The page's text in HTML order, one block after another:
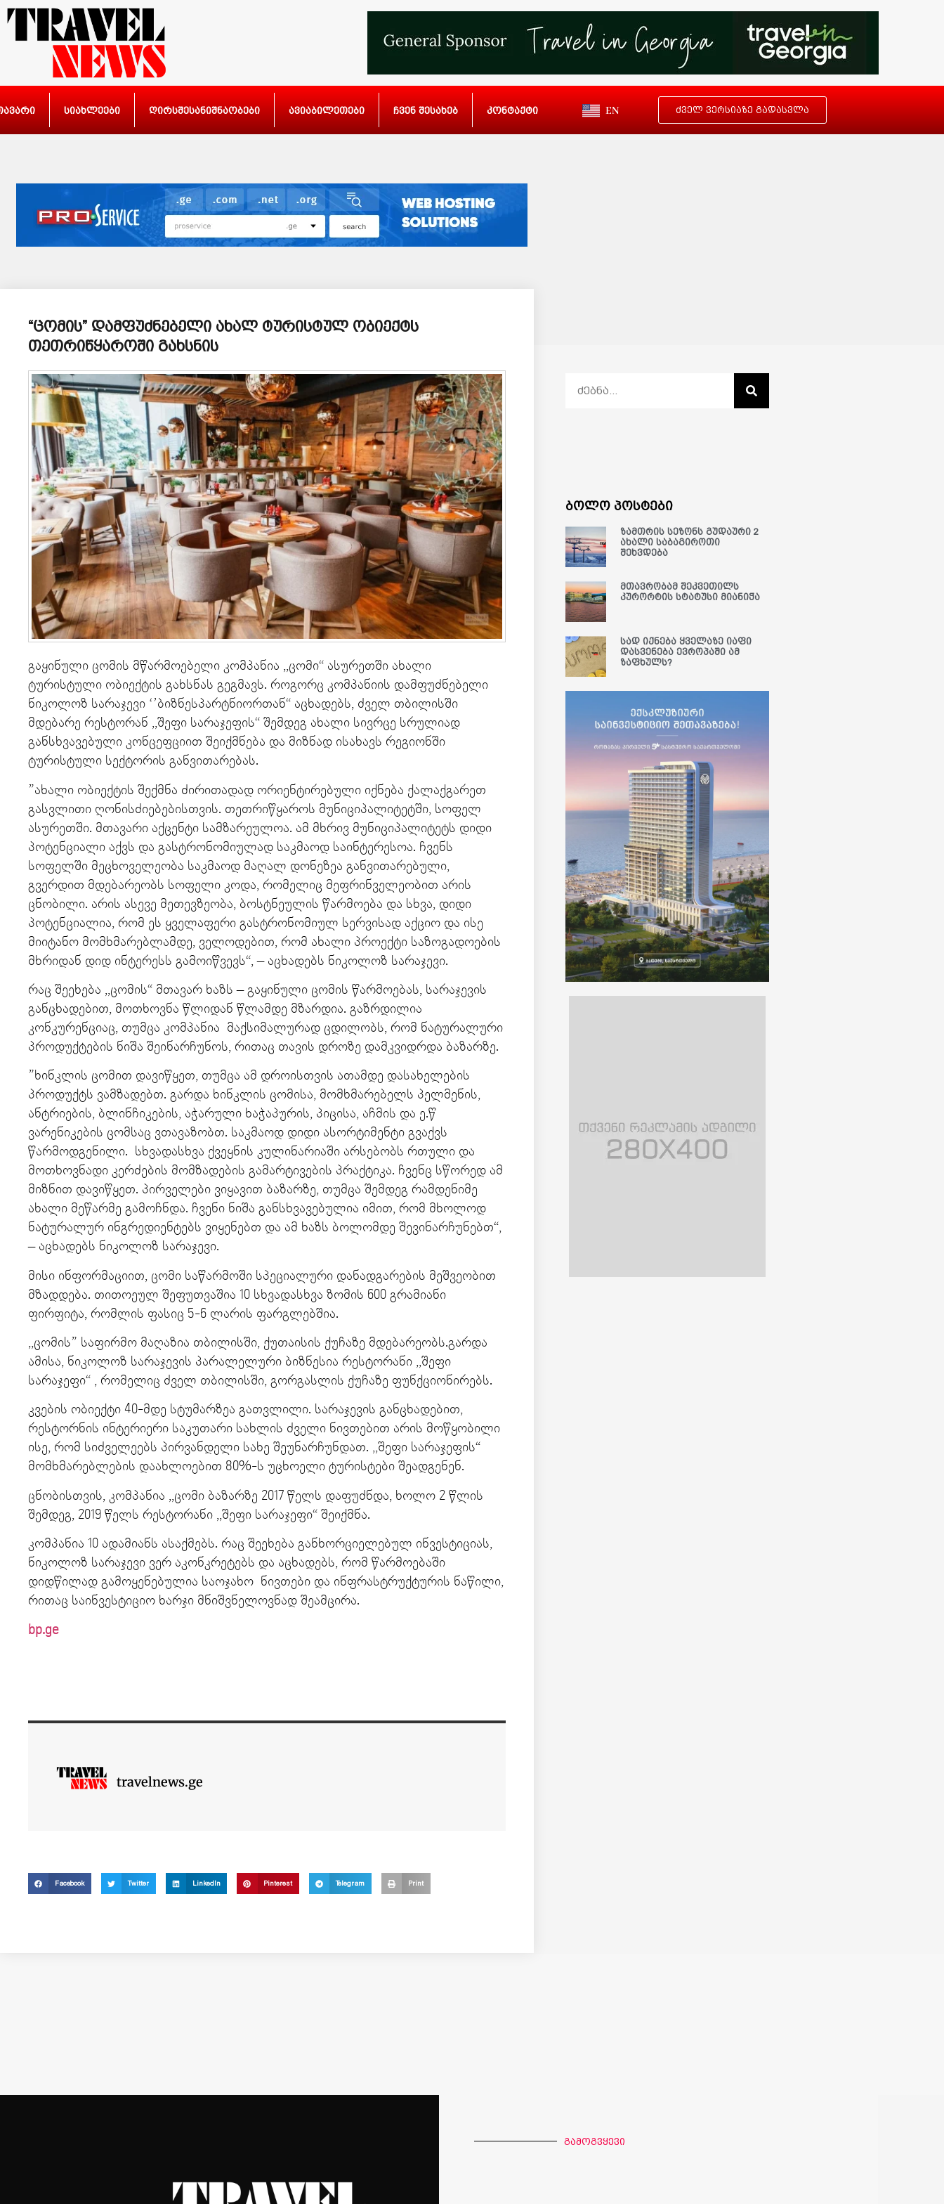
სიახლეები ღირსშესანიშნაობები ავიაბილეთები ჩვენ შესახებ კონტაქტი EN ძველ ვერსიაზე გადასვლა
“ცომის” დამფუძნებელი ახალ ტურისტულ ობიექტს
თეთრიწყაროში გახსნის
გაყინული ცომის მწარმოებელი კომპანია ,,ცომი“ ასურეთში ახალი
ტურისტული ობიექტის გახსნას გეგმავს. როგორც კომპანიის დამფუძნებელი
ნიკოლოზ სარაჯევი ‘’ბიზნესპარტნიორთან“ აცხადებს, ძველ თბილისში
მდებარე რესტორან ,,შეფი სარაჯეფის“ შემდეგ ახალი სივრცე სრულიად
განსხვავებული კონცეფციით შეიქმნება და მიზნად ისახავს რეგიონში
ტურისტული სექტორის განვითარებას.
”ახალი ობიექტის შექმნა ძირითადად ორიენტირებული იქნება ქალაქგარეთ
გასვლითი ღონისძიებებისთვის. თეთრიწყაროს მუნიციპალიტეტში, სოფელ
ასურეთში. მთავარი აქცენტი სამზარეულოა. ამ მხრივ მუნიციპალიტეტს დიდი
პოტენციალი აქვს და გასტრონომიულად საკმაოდ საინტერესოა. ჩვენს
სოფელში მეცხოველეობა საკმაოდ მაღალ დონეზეა განვითარებული,
გვერდით მდებარეობს სოფელი კოდა, რომელიც მეფრინველეობით არის
ცნობილი. არის ასევე მეთევზეობა, ბოსტნეულის წარმოება და სხვა, დიდი
პოტენციალია, რომ ეს ყველაფერი გასტრონომიულ სერვისად აქციო და ისე
მიიტანო მომხმარებლამდე, ველოდებით, რომ ახალი პროექტი საზოგადოების
მხრიდან დიდ ინტერესს გამოიწვევს“, – აცხადებს ნიკოლოზ სარაჯევი.
რაც შეეხება ,,ცომის“ მთავარ ხაზს – გაყინული ცომის წარმოებას, სარაჯევის
განცხადებით, მოთხოვნა წლიდან წლამდე მზარდია. გაზრდილია
კონკურენციაც, თუმცა კომპანია მაქსიმალურად ცდილობს, რომ ნატურალური
პროდუქტების ნიშა შეინარჩუნოს, რითაც თავის დროზე დამკვიდრდა ბაზარზე.
”ხინკლის ცომით დავიწყეთ, თუმცა ამ დროისთვის ათამდე დასახელების
პროდუქტს ვამზადებთ. გარდა ხინკლის ცომისა, მომხმარებელს პელმენის,
ანტრიების, ბლინჩიკების, აჭარული ხაჭაპურის, პიცისა, აჩმის და ე.წ
ვარენიკების ცომსაც ვთავაზობთ. საკმაოდ დიდი ასორტიმენტი გვაქვს
წარმოდგენილი. სხვადასხვა ქვეყნის კულინარიაში არსებობს რთული და
მოთხოვნადი კერძების მომზადების გამარტივების პრაქტიკა. ჩვენც სწორედ ამ
მიზნით დავიწყეთ. პირველები ვიყავით ბაზარზე, თუმცა შემდეგ რამდენიმე
ახალი მეწარმე გამოჩნდა. ჩვენი ნიშა განსხვავებულია იმით, რომ მხოლოდ
ნატურალურ ინგრედიენტებს ვიყენებთ და ამ ხაზს ბოლომდე შევინარჩუნებთ“,
– აცხადებს ნიკოლოზ სარაჯევი.
მისი ინფორმაციით, ცომი საწარმოში სპეციალური დანადგარების მეშვეობით
მზადდება. თითოეულ შეფუთვაშია 10 სხვადასხვა ზომის 600 გრამიანი
ფირფიტა, რომლის ფასიც 5-6 ლარის ფარგლებშია.
,,ცომის” საფირმო მაღაზია თბილისში, ქუთაისის ქუჩაზე მდებარეობს.გარდა
ამისა, ნიკოლოზ სარაჯევის პარალელური ბიზნესია რესტორანი ,,შეფი
სარაჯეფი“ , რომელიც ძველ თბილისში, გორგასლის ქუჩაზე ფუნქციონირებს.
კვების ობიექტი 40-მდე სტუმარზეა გათვლილი. სარაჯევის განცხადებით,
რესტორნის ინტერიერი საკუთარი სახლის ძველი ნივთებით არის მოწყობილი
ისე, რომ სიძველეებს პირვანდელი სახე შეუნარჩუნდათ. ,,შეფი სარაჯეფის“
მომხმარებლების დაახლოებით 80%-ს უცხოელი ტურისტები შეადგენენ.
ცნობისთვის, კომპანია ,,ცომი ბაზარზე 2017 წელს დაფუძნდა, ხოლო 2 წლის
შემდეგ, 2019 წელს რესტორანი ,,შეფი სარაჯეფი“ შეიქმნა.
კომპანია 10 ადამიანს ასაქმებს. რაც შეეხება განხორციელებულ ინვესტიციას,
ნიკოლოზ სარაჯევი ვერ აკონკრეტებს და აცხადებს, რომ წარმოებაში
დიდწილად გამოყენებულია საოჯახო ნივთები და ინფრასტრუქტურის ნაწილი,
რითაც საინვესტიციო ხარჯი მნიშვნელოვნად შეამცირა.
bp.ge
travelnews.ge
Facebook Twitter LinkedIn Pinterest Telegram Print
ბოლო პოსტები
ზამთრის სეზონს გუდაური 2
ახალი საბაგიროთი
შეხვდება
მთავრობამ შეკვეთილს
კურორტის სტატუსი მიანიჭა
სად იქნება ყველაზე იაფი
დასვენება ევროპაში ამ
ზაფხულს?
გამოგვყევი